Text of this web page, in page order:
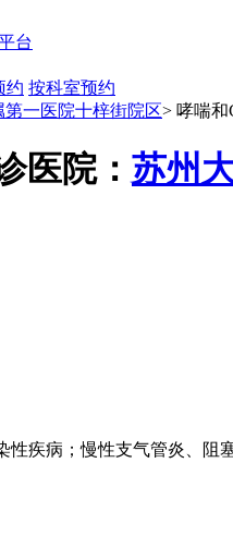
约 按科室预约
一医院十梓街院区> 哮喘和
医院： 苏州
性疾病；慢性支气管炎、阻